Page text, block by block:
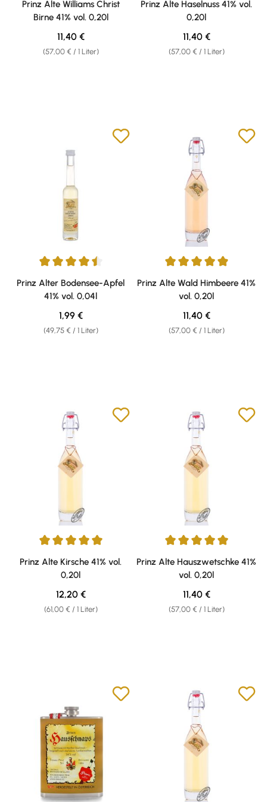
Prinz Alte Williams Christ
Birne 41% vol. 0,20l
(57,00 € / 1 Liter)
Regulärer Preis:
11,40 €
Prinz Alte Haselnuss 41% vol.
0,20l
(57,00 € / 1 Liter)
Regulärer Preis:
11,40 €
Durchschnittliche Bewertung von 4.43 von 5 Sternen
Prinz Alter Bodensee-Apfel
41% vol. 0,04l
(49,75 € / 1 Liter)
Regulärer Preis:
1,99 €
Durchschnittliche Bewertung
Prinz Alte Wald Himbeere 41%
vol. 0,20l
(57,00 € / 1 Liter)
Regulärer Preis:
11,40 €
Durchschnittliche Bewertung von 5 von 5 Sternen
Prinz Alte Kirsche 41% vol.
0,20l
(61,00 € / 1 Liter)
Regulärer Preis:
12,20 €
Durchschnittliche Bewertung
Prinz Alte Hauszwetschke 41%
vol. 0,20l
(57,00 € / 1 Liter)
Regulärer Preis:
11,40 €